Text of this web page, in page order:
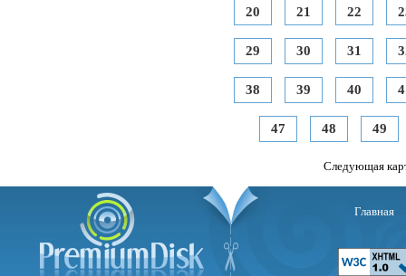
20 21 22
29 30 31
38 39 40
47 48 49
Следующая
Главная